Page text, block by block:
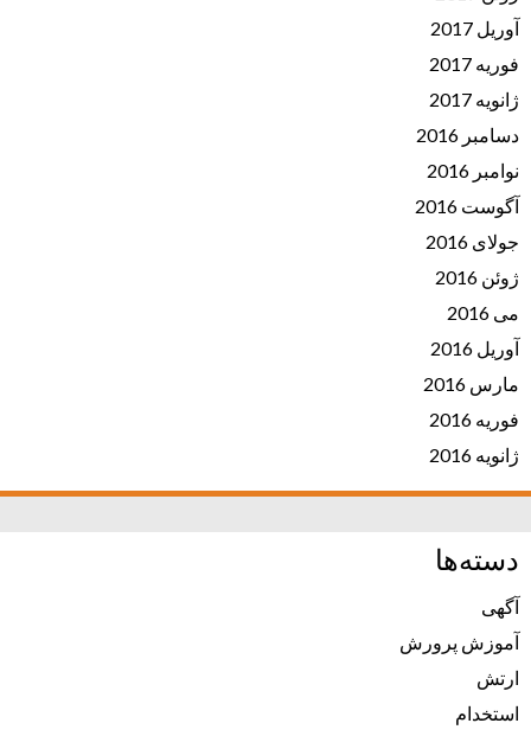
آوریل 2017
فوریه 2017
ژانویه 2017
دسامبر 2016
نوامبر 2016
آگوست 2016
جولای 2016
ژوئن 2016
می 2016
آوریل 2016
مارس 2016
فوریه 2016
ژانویه 2016
دسته‌ها
آگهی
آموزش پرورش
ارتش
استخدام